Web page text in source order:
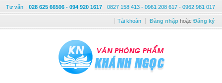
Tư vấn : 028 625 66506 - 094 920 1617 0827 158 413 - 0961 208 617 - 0962 981 017
Tài khoản Đăng nhập hoặc Đăng ký